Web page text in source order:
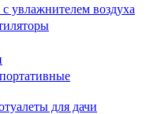
увлажнителем воздуха
для дачи